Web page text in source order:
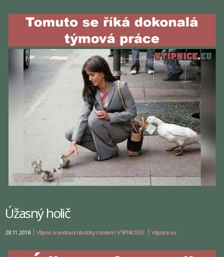
Úžasný holič
28.11.2018 Vtipné, srandovní obrázky s textem: VTIPNICE.EU Vtipnice.eu